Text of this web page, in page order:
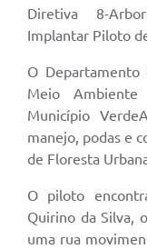
Acesso a Informação
Contato
REQUERIMENTO DE
QUESTIONÁRIO PPA
ORÇAMENTO
Holerite online
Diretiva 8-
Implantar Piloto
O Departamento
Meio
Município
manejo, podas e
de Floresta
O piloto
Quirino da Silva,
uma rua